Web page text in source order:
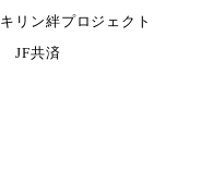
キリン絆プロジェクト
JF共済